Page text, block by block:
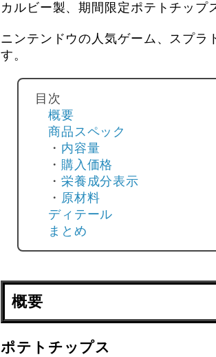
カルビー製、期間限定ポテトチップ
ニンテンドウの人気ゲーム、スプラ
す。
目次
概要
商品スペック
・ 内容量
・ 購入価格
・ 栄養成分表示
・ 原材料
ディテール
まとめ
概要
ポテトチップス